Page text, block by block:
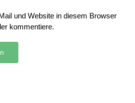
und Website in diesem Browser
kommentiere.